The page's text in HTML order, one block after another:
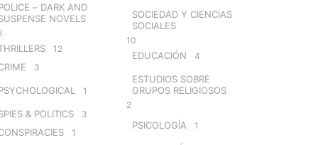
– DARK AND
NOVELS
12
3
1
& POLITICS 3
1
SOCIEDAD Y CIENCIAS
SOCIALES
10
EDUCACIÓN 4
ESTUDIOS SOBRE
GRUPOS RELIGIOSOS
2
PSICOLOGÍA 1